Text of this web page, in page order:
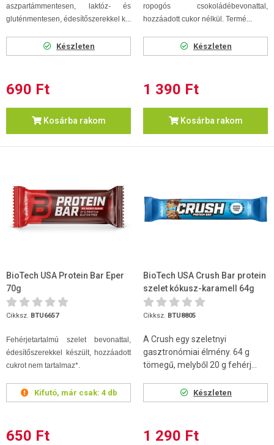
aszpartámmentesen, laktóz- és
gluténmentesen, édesítőszerekkel k...
Készleten
690 Ft
Kosárba rakom
ropogós csokoládébevonattal,
hozzáadott cukor nélkül. Termé...
Készleten
1 390 Ft
Kosárba rakom
BioTech USA Protein Bar Eper
70g
Cikksz. BTU6657
Fehérjetartalmú szelet bevonattal,
édesítőszerekkel készült, hozzáadott
cukrot nem tartalmaz*.
Kifutó, már csak: 4 db
650 Ft
BioTech USA Crush Bar protein
szelet kókusz-karamell 64g
Cikksz. BTU8805
A Crush egy szeletnyi
gasztronómiai élmény. 64 g
tömegű, melyből 20 g fehérj...
Készleten
1 290 Ft